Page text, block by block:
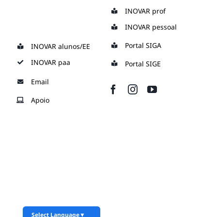
content
INOVAR prof
INOVAR pessoal
INOVAR alunos/EE
INOVAR paa
Portal SIGA
Portal SIGE
Email
Apoio
Select Language▼